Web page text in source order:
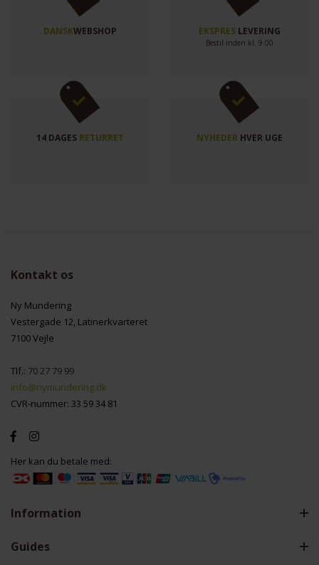
DANSKWEBSHOP EKSPRESLEVERING
Bestil inden kl. 9.00
14 DAGES RETURRET NYHEDERHVER UGE
Kontakt os
Ny Mundering
Vestergade 12, Latinerkvarteret
7100 Vejle
Tlf.: 70 27 79 99
info@nymundering.dk
CVR-nummer: 33 59 34 81
Her kan du betale med:
Information
Guides